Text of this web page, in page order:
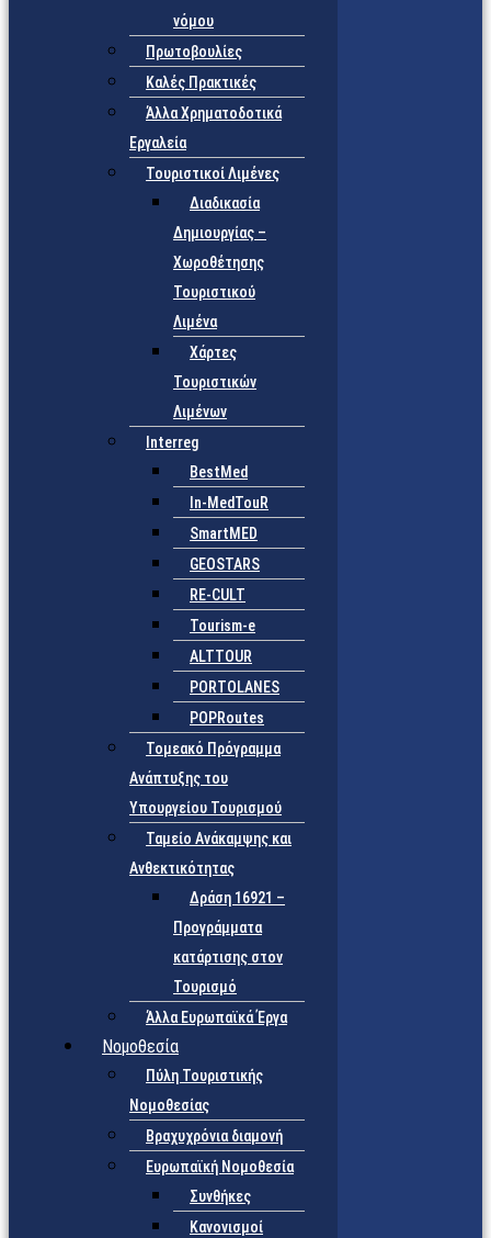
νόμου
Πρωτοβουλίες
Καλές Πρακτικές
Άλλα Χρηματοδοτικά
Εργαλεία
Τουριστικοί Λιμένες
Διαδικασία
Δημιουργίας –
Χωροθέτησης
Τουριστικού
Λιμένα
Χάρτες
Τουριστικών
Λιμένων
Interreg
BestMed
In-MedTouR
SmartMED
GEOSTARS
RE-CULT
Tourism-e
ALTTOUR
PORTOLANES
POPRoutes
Τομεακό Πρόγραμμα
Ανάπτυξης του
Υπουργείου Τουρισμού
Ταμείο Ανάκαμψης και
Ανθεκτικότητας
Δράση 16921 –
Προγράμματα
κατάρτισης στον
Τουρισμό
Άλλα Ευρωπαϊκά Έργα
Νομοθεσία
Πύλη Τουριστικής
Νομοθεσίας
Βραχυχρόνια διαμονή
Ευρωπαϊκή Νομοθεσία
Συνθήκες
Κανονισμοί